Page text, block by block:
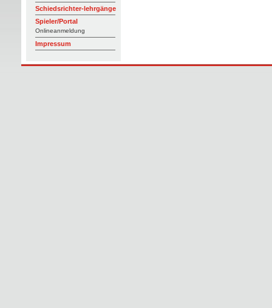
Schiedsrichter-lehrgänge
Spieler/Portal
Onlineanmeldung
Impressum